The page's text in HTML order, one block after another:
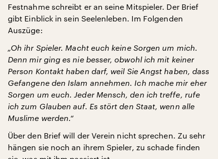
Festnahme schreibt er an seine Mitspieler. Der Brief
gibt Einblick in sein Seelenleben. Im Folgenden
Auszüge:
„Oh ihr Spieler. Macht euch keine Sorgen um mich.
Denn mir ging es nie besser, obwohl ich mit keiner
Person Kontakt haben darf, weil Sie Angst haben, dass
Gefangene den Islam annehmen. Ich mache mir eher
Sorgen um euch. Jeder Mensch, den ich treffe, rufe
ich zum Glauben auf. Es stört den Staat, wenn alle
Muslime werden.“
Über den Brief will der Verein nicht sprechen. Zu sehr
hängen sie noch an ihrem Spieler, zu schade finden